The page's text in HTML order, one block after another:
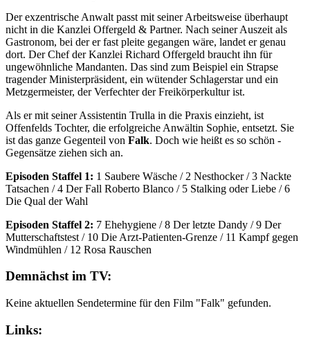
Der exzentrische Anwalt passt mit seiner Arbeitsweise überhaupt
nicht in die Kanzlei Offergeld & Partner. Nach seiner Auszeit als
Gastronom, bei der er fast pleite gegangen wäre, landet er genau
dort. Der Chef der Kanzlei Richard Offergeld braucht ihn für
ungewöhnliche Mandanten. Das sind zum Beispiel ein Strapse
tragender Ministerpräsident, ein wütender Schlagerstar und ein
Metzgermeister, der Verfechter der Freikörperkultur ist.
Als er mit seiner Assistentin Trulla in die Praxis einzieht, ist
Offenfelds Tochter, die erfolgreiche Anwältin Sophie, entsetzt. Sie
ist das ganze Gegenteil von Falk. Doch wie heißt es so schön -
Gegensätze ziehen sich an.
Episoden Staffel 1: 1 Saubere Wäsche / 2 Nesthocker / 3 Nackte
Tatsachen / 4 Der Fall Roberto Blanco / 5 Stalking oder Liebe / 6
Die Qual der Wahl
Episoden Staffel 2: 7 Ehehygiene / 8 Der letzte Dandy / 9 Der
Mutterschaftstest / 10 Die Arzt-Patienten-Grenze / 11 Kampf gegen
Windmühlen / 12 Rosa Rauschen
Demnächst im TV:
Keine aktuellen Sendetermine für den Film "Falk" gefunden.
Links: